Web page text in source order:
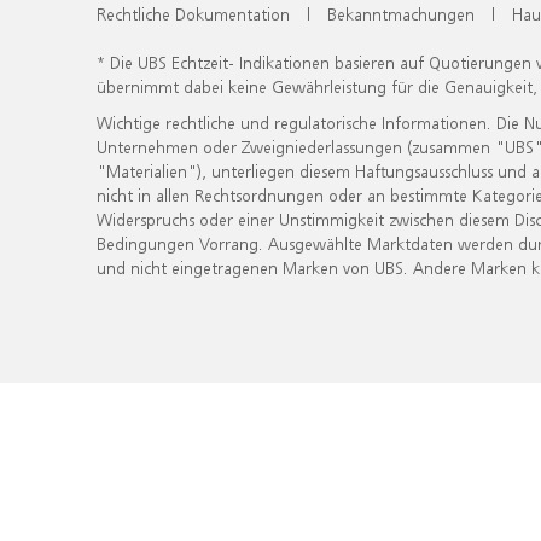
Rechtliche Dokumentation | Bekanntmachungen |
* Die UBS Echtzeit- Indikationen basieren auf
übernimmt dabei keine Gewährleistung für die
Wichtige rechtliche und regulatorische Informationen. Die
Unternehmen oder Zweigniederlassungen (zusammen
"Materialien"), unterliegen diesem Haftungsausschluss
nicht in allen Rechtsordnungen oder an bestimmte
Widerspruchs oder einer Unstimmigkeit zwischen diesem
Bedingungen Vorrang. Ausgewählte Marktdaten werden
und nicht eingetragenen Marken von UBS. Andere Marken